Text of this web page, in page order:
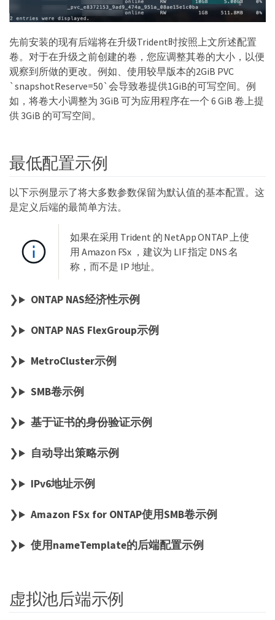
先前安装的现有后端将在升级Trident时按照上文所述配置
卷。对于在升级之前创建的卷，您应调整其卷的大小，以便
观察到所做的更改。例如、使用较早版本的2GiB PVC
`snapshotReserve=50`会导致卷提供1GiB的可写空间。例
如，将卷大小调整为 3GiB 可为应用程序在一个 6 GiB 卷上提
供 3GiB 的可写空间。
最低配置示例
以下示例显示了将大多数参数保留为默认值的基本配置。这
是定义后端的最简单方法。
如果在采用 Trident 的 NetApp ONTAP 上使
用 Amazon FSx ，建议为 LIF 指定 DNS 名
称，而不是 IP 地址。
ONTAP NAS经济性示例
ONTAP NAS FlexGroup示例
MetroCluster示例
SMB卷示例
基于证书的身份验证示例
自动导出策略示例
IPv6地址示例
Amazon FSx for ONTAP使用SMB卷示例
使用nameTemplate的后端配置示例
虚拟池后端示例